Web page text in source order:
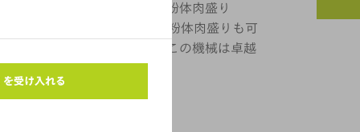
層製造法、ひいてはレーザ粉体肉盛り
対称の部品への高速レーザ粉体肉盛りも可
至るまで、多方面に優れたこの機械は卓越